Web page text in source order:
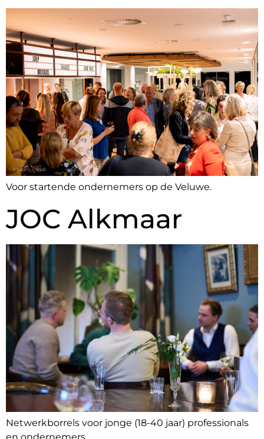
Voor startende ondernemers op de Veluwe.
JOC Alkmaar
Netwerkborrels voor jonge (18-40 jaar) professionals